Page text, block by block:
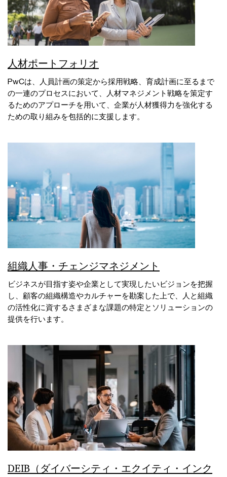
人材ポートフォリオ
PwCは、人員計画の策定から採用戦略、育成計画に至るまで
の一連のプロセスにおいて、人材マネジメント戦略を策定す
るためのアプローチを用いて、企業が人材獲得力を強化する
ための取り組みを包括的に支援します。
組織人事・チェンジマネジメント
ビジネスが目指す姿や企業として実現したいビジョンを把握
し、顧客の組織構造やカルチャーを勘案した上で、人と組織
の活性化に資するさまざまな課題の特定とソリューションの
提供を行います。
DEIB（ダイバーシティ・エクイティ・インク